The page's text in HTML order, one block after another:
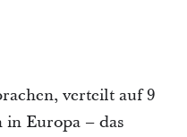
verteilt auf 9
in Europa – das